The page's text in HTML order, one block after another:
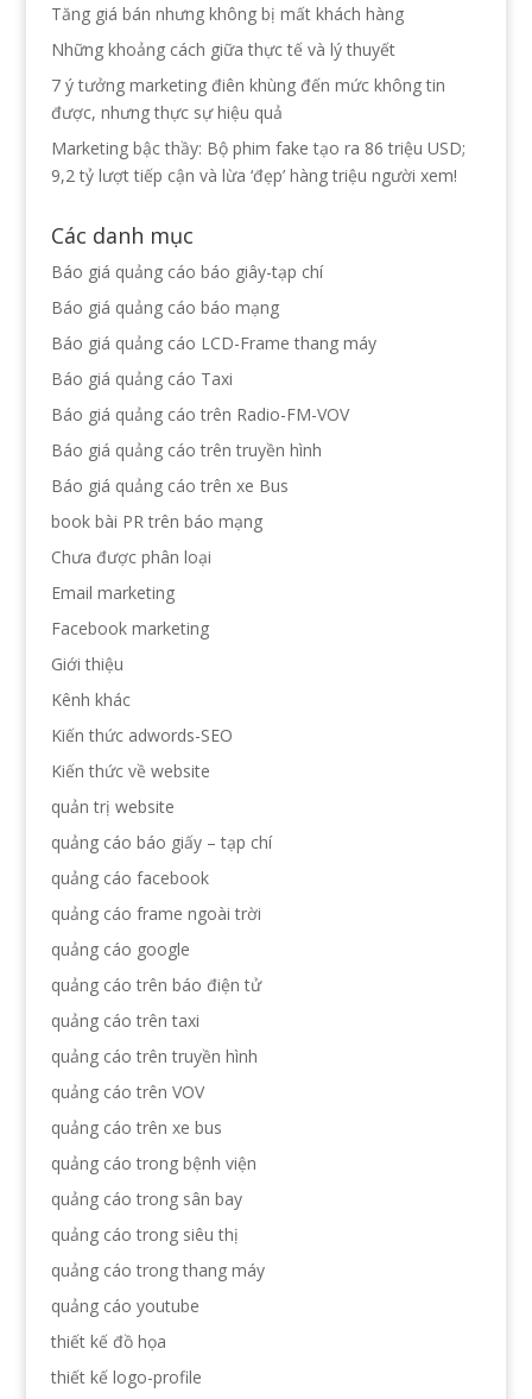
Tăng giá bán nhưng không bị mất khách hàng
Những khoảng cách giữa thực tế và lý thuyết
7 ý tưởng marketing điên khùng đến mức không tin
được, nhưng thực sự hiệu quả
Marketing bậc thầy: Bộ phim fake tạo ra 86 triệu USD;
9,2 tỷ lượt tiếp cận và lừa ‘đẹp’ hàng triệu người xem!
Các danh mục
Báo giá quảng cáo báo giây-tạp chí
Báo giá quảng cáo báo mạng
Báo giá quảng cáo LCD-Frame thang máy
Báo giá quảng cáo Taxi
Báo giá quảng cáo trên Radio-FM-VOV
Báo giá quảng cáo trên truyền hình
Báo giá quảng cáo trên xe Bus
book bài PR trên báo mạng
Chưa được phân loại
Email marketing
Facebook marketing
Giới thiệu
Kênh khác
Kiến thức adwords-SEO
Kiến thức về website
quản trị website
quảng cáo báo giấy – tạp chí
quảng cáo facebook
quảng cáo frame ngoài trời
quảng cáo google
quảng cáo trên báo điện tử
quảng cáo trên taxi
quảng cáo trên truyền hình
quảng cáo trên VOV
quảng cáo trên xe bus
quảng cáo trong bệnh viện
quảng cáo trong sân bay
quảng cáo trong siêu thị
quảng cáo trong thang máy
quảng cáo youtube
thiết kế đồ họa
thiết kế logo-profile